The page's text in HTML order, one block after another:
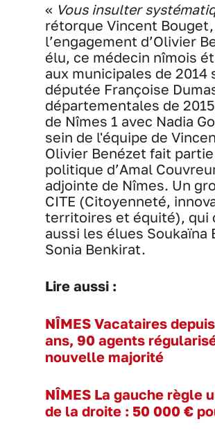
« Vous insulter
rétorque Vincent
l’engagement d’Olivier
élu, ce médecin nîmois
aux municipales de 2014
députée Françoise
départementales de
de Nîmes 1 avec Nadia
sein de l'équipe de
Olivier Benézet fait
politique d’Amal
adjointe de Nîmes. Un
CITE (Citoyenneté,
territoires et équité), qui
aussi les élues Soukaïna
Sonia Benkirat.
Lire aussi :
NÎMES Vacataires
ans, 90 agents
nouvelle majorité
NÎMES La gauche règle
de la droite : 50 000 €